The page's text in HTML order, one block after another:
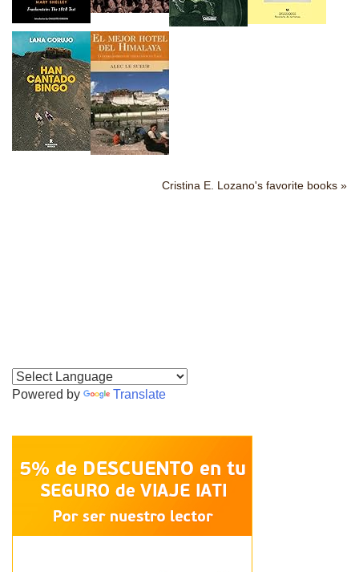
Cristina E. Lozano's favorite books »
Powered by Translate